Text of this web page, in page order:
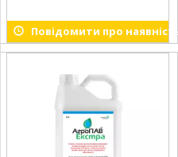
Повідомити про наявність